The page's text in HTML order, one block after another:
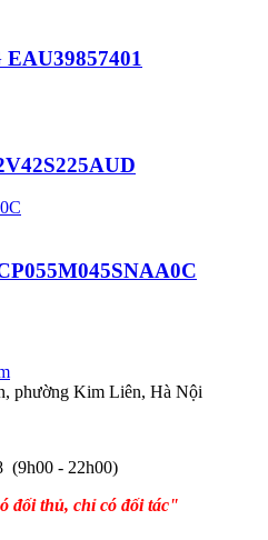
phường Kim Liên, Hà Nội
(9h00 - 22h00)
đối thủ, chỉ có đối tác"